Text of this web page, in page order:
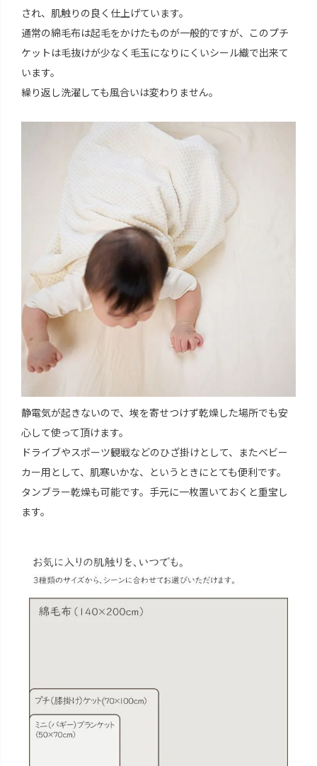
され、肌触りの良く仕上げています。
通常の綿毛布は起毛をかけたものが一般的ですが、このプチ
ケットは毛抜けが少なく毛玉になりにくいシール織で出来て
います。
繰り返し洗濯しても風合いは変わりません。
静電気が起きないので、埃を寄せつけず乾燥した場所でも安
心して使って頂けます。
ドライブやスポーツ観戦などのひざ掛けとして、またベビー
カー用として、肌寒いかな、というときにとても便利です。
タンブラー乾燥も可能です。手元に一枚置いておくと重宝し
ます。